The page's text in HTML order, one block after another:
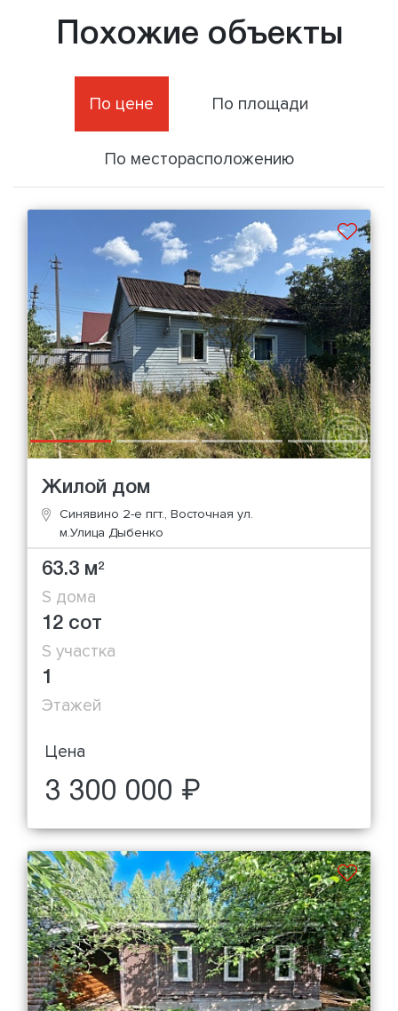
Похожие объекты
По цене По площади
По месторасположению
Жилой дом
Синявино 2-е пгт., Восточная ул.
м.Улица Дыбенко
63.3 м2
S дома
12 сот
S участка
1
Этажей
Цена
3 300 000 ₽